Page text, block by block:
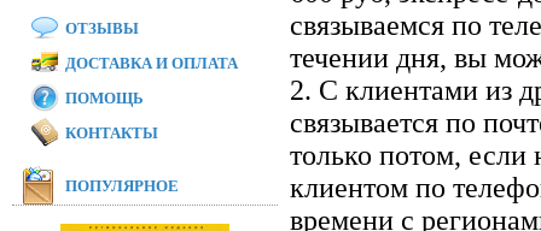
связываемся по
течении дня, вы
2. С клиентами из
связывается по
только потом, если
клиентом по
времени с
ОТЗЫВЫ
ДОСТАВКА И ОПЛАТА
ПОМОЩЬ
КОНТАКТЫ
ПОПУЛЯРНОЕ